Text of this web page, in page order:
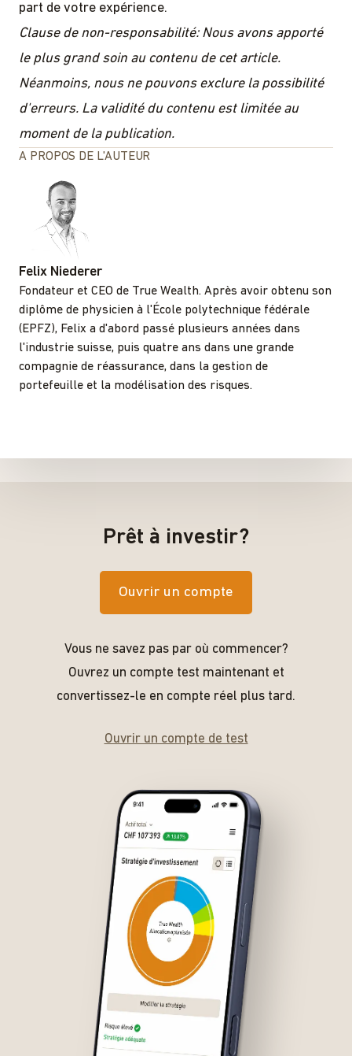
part de votre expérience.
Clause de non-responsabilité: Nous avons apporté
le plus grand soin au contenu de cet article.
Néanmoins, nous ne pouvons exclure la possibilité
d'erreurs. La validité du contenu est limitée au
moment de la publication.
A PROPOS DE L'AUTEUR
Felix Niederer
Fondateur et CEO de True Wealth. Après avoir obtenu son
diplôme de physicien à l'École polytechnique fédérale
(EPFZ), Felix a d'abord passé plusieurs années dans
l'industrie suisse, puis quatre ans dans une grande
compagnie de réassurance, dans la gestion de
portefeuille et la modélisation des risques.
Prêt à investir?
Ouvrir un compte
Vous ne savez pas par où commencer?
Ouvrez un compte test maintenant et
convertissez-le en compte réel plus tard.
Ouvrir un compte de test